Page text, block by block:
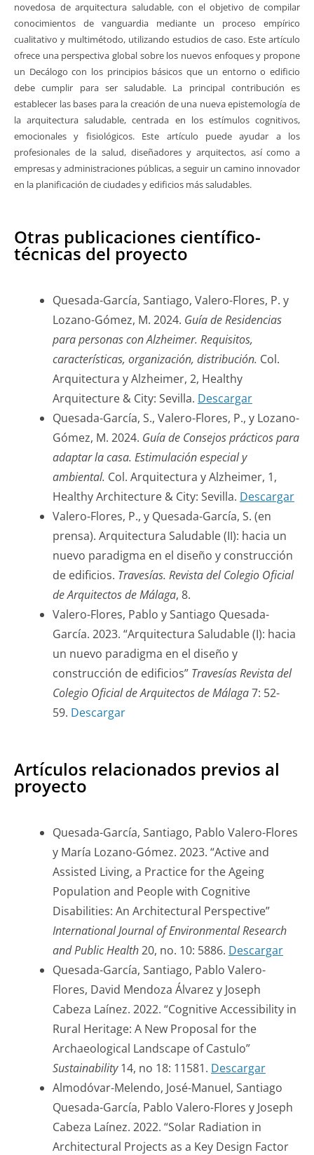
novedosa de arquitectura saludable, con el objetivo de compilar
conocimientos de vanguardia mediante un proceso empírico
cualitativo y multimétodo, utilizando estudios de caso. Este artículo
ofrece una perspectiva global sobre los nuevos enfoques y propone
un Decálogo con los principios básicos que un entorno o edificio
debe cumplir para ser saludable. La principal contribución es
establecer las bases para la creación de una nueva epistemología de
la arquitectura saludable, centrada en los estímulos cognitivos,
emocionales y fisiológicos. Este artículo puede ayudar a los
profesionales de la salud, diseñadores y arquitectos, así como a
empresas y administraciones públicas, a seguir un camino innovador
en la planificación de ciudades y edificios más saludables.
Otras publicaciones científico-
técnicas del proyecto
Quesada-García, Santiago, Valero-Flores, P. y
Lozano-Gómez, M. 2024. Guía de Residencias
para personas con Alzheimer. Requisitos,
características, organización, distribución. Col.
Arquitectura y Alzheimer, 2, Healthy
Arquitecture & City: Sevilla. Descargar
Quesada-García, S., Valero-Flores, P., y Lozano-
Gómez, M. 2024. Guía de Consejos prácticos para
adaptar la casa. Estimulación especial y
ambiental. Col. Arquitectura y Alzheimer, 1,
Healthy Architecture & City: Sevilla. Descargar
Valero-Flores, P., y Quesada-García, S. (en
prensa). Arquitectura Saludable (II): hacia un
nuevo paradigma en el diseño y construcción
de edificios. Travesías. Revista del Colegio Oficial
de Arquitectos de Málaga, 8.
Valero-Flores, Pablo y Santiago Quesada-
García. 2023. “Arquitectura Saludable (I): hacia
un nuevo paradigma en el diseño y
construcción de edificios” TravesíasRevista del
Colegio Oficial de Arquitectos de Málaga7: 52-
59. Descargar
Artículos relacionados previos al
proyecto
Quesada-García, Santiago, Pablo Valero-Flores
y María Lozano-Gómez. 2023. “Active and
Assisted Living, a Practice for the Ageing
Population and People with Cognitive
Disabilities: An Architectural Perspective”
International Journal of Environmental Research
and Public Health20, no. 10: 5886. Descargar
Quesada-García, Santiago, Pablo Valero-
Flores, David Mendoza Álvarez y Joseph
Cabeza Laínez. 2022. “Cognitive Accessibility in
Rural Heritage: A New Proposal for the
Archaeological Landscape of Castulo”
Sustainability14, no 18: 11581. Descargar
Almodóvar-Melendo, José-Manuel, Santiago
Quesada-García, Pablo Valero-Flores y Joseph
Cabeza Laínez. 2022. “Solar Radiation in
Architectural Projects as a Key Design Factor